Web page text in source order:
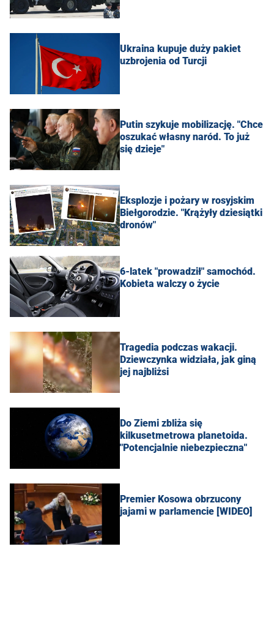
Ukraina kupuje duży pakiet
uzbrojenia od Turcji
Putin szykuje mobilizację. "Chce
oszukać własny naród. To już
się dzieje"
Eksplozje i pożary w rosyjskim
Biełgorodzie. "Krążyły dziesiątki
dronów"
6-latek "prowadził" samochód.
Kobieta walczy o życie
Tragedia podczas wakacji.
Dziewczynka widziała, jak giną
jej najbliżsi
Do Ziemi zbliża się
kilkusetmetrowa planetoida.
"Potencjalnie niebezpieczna"
Premier Kosowa obrzucony
jajami w parlamencie [WIDEO]